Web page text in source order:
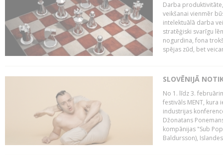
Darba
veikšanai vienmēr
intelektuālā darba
stratēģiski svarīgu
nogurdina, fona
spējas zūd, bet
SLOVĒNIJĀ
No 1. līdz 3.
festivāls MENT, kura
industrijas
Džonatans
kompānijas "Sub
Baldursson),